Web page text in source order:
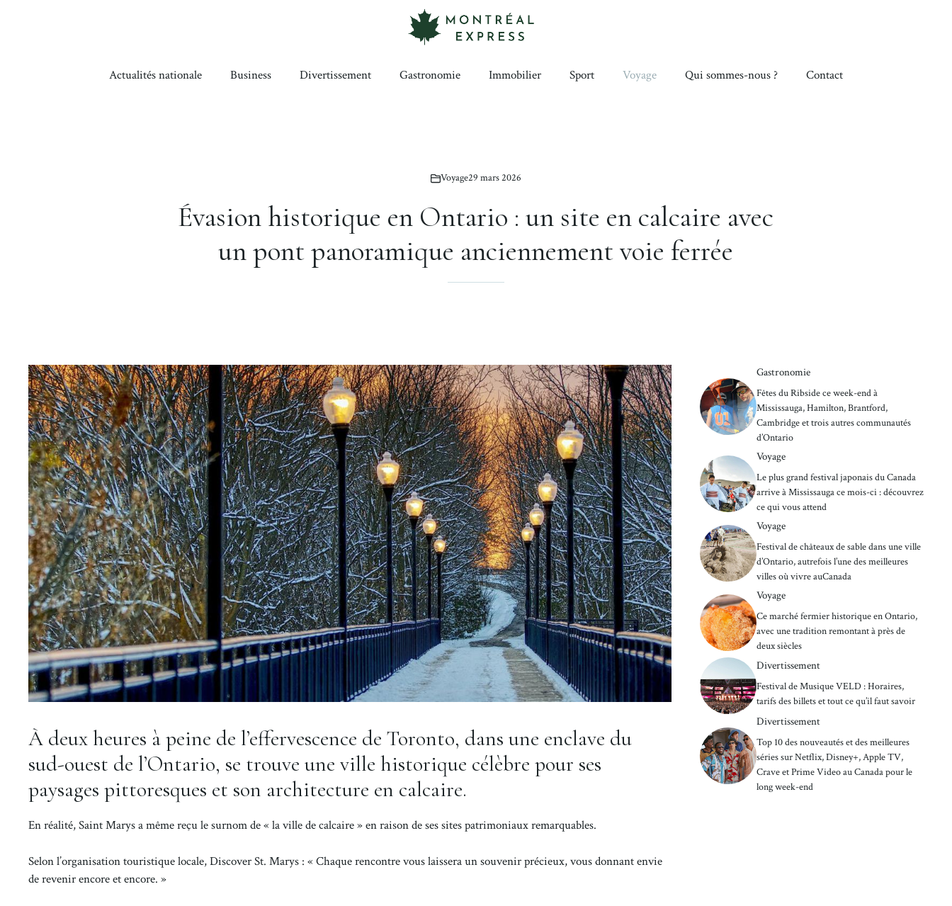
Actualités nationale Business Divertissement Gastronomie Immobilier Sport Voyage Qui sommes-nous ? Contact
Voyage29 mars 2026
Évasion historique en Ontario : un site en calcaire avec
un pont panoramique anciennement voie ferrée
À deux heures à peine de l’effervescence de Toronto, dans une enclave du
sud-ouest de l’Ontario, se trouve une ville historique célèbre pour ses
paysages pittoresques et son architecture en calcaire.
En réalité, Saint Marys a même reçu le surnom de « la ville de calcaire » en raison de ses sites patrimoniaux remarquables.
Selon l’organisation touristique locale, Discover St. Marys : « Chaque rencontre vous laissera un souvenir précieux, vous donnant envie
de revenir encore et encore. »
Gastronomie
Fêtes du Ribside ce week-end à
Mississauga, Hamilton, Brantford,
Cambridge et trois autres communautés
d’Ontario
Voyage
Le plus grand festival japonais du Canada
arrive à Mississauga ce mois-ci : découvrez
ce qui vous attend
Voyage
Festival de châteaux de sable dans une ville
d’Ontario, autrefois l’une des meilleures
villes où vivre auCanada
Voyage
Ce marché fermier historique en Ontario,
avec une tradition remontant à près de
deux siècles
Divertissement
Festival de Musique VELD : Horaires,
tarifs des billets et tout ce qu’il faut savoir
Divertissement
Top 10 des nouveautés et des meilleures
séries sur Netflix, Disney+, Apple TV,
Crave et Prime Video au Canada pour le
long week-end